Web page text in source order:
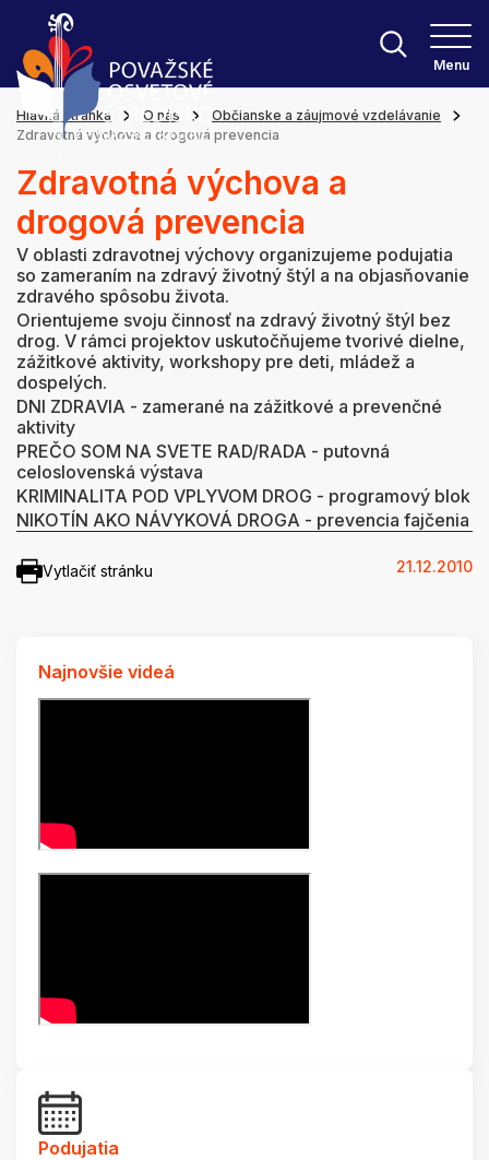
Menu
Hlavná stránka O nás
Občianske a záujmové vzdelávanie
Zdravotná výchova a drogová prevencia
Zdravotná výchova a
drogová prevencia
V oblasti zdravotnej výchovy organizujeme podujatia
so zameraním na zdravý životný štýl a na objasňovanie
zdravého spôsobu života.
Orientujeme svoju činnosť na zdravý životný štýl bez
drog. V rámci projektov uskutočňujeme tvorivé dielne,
zážitkové aktivity, workshopy pre deti, mládež a
dospelých.
DNI ZDRAVIA - zamerané na zážitkové a prevenčné
aktivity
PREČO SOM NA SVETE RAD/RADA - putovná
celoslovenská výstava
KRIMINALITA POD VPLYVOM DROG - programový blok
NIKOTÍN AKO NÁVYKOVÁ DROGA - prevencia fajčenia
Vytlačiť stránku 21.12.2010
Najnovšie videá
Podujatia